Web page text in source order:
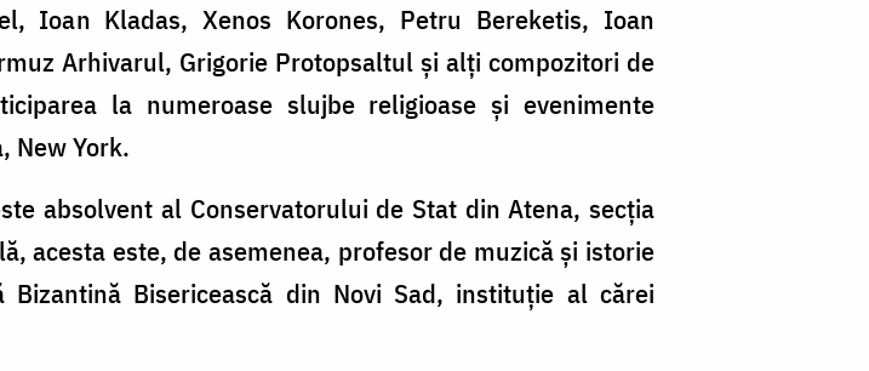
Ioan Kladas, Xenos Korones, Petru Bereketis, Ioan
Arhivarul, Grigorie Protopsaltul şi alţi compozitori de
la numeroase slujbe religioase şi evenimente
New York.
absolvent al Conservatorului de Stat din Atena, secţia
acesta este, de asemenea, profesor de muzică şi istorie
Bisericească din Novi Sad, instituţie al cărei